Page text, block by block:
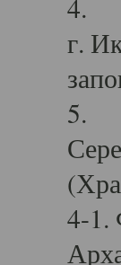
4.
г.
5.
4-1.